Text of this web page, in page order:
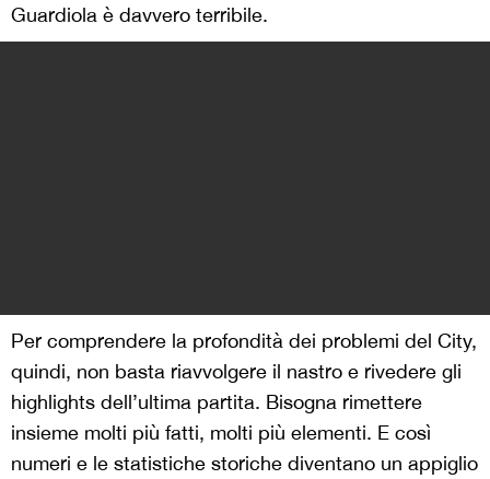
Guardiola è davvero terribile.
Per comprendere la profondità dei problemi del City,
quindi, non basta riavvolgere il nastro e rivedere gli
highlights dell’ultima partita. Bisogna rimettere
insieme molti più fatti, molti più elementi. E così
numeri e le statistiche storiche diventano un appiglio